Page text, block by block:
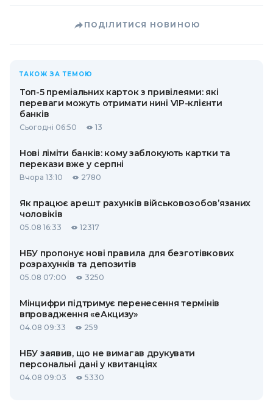
ПОДІЛИТИСЯ НОВИНОЮ
ТАКОЖ ЗА ТЕМОЮ
Топ-5 преміальних карток з привілеями: які
переваги можуть отримати нині VIP-клієнти
банків
Сьогодні 06:50 13
Нові ліміти банків: кому заблокують картки та
перекази вже у серпні
Вчора 13:10 2780
Як працює арешт рахунків військовозобов’язаних
чоловіків
05.08 16:33 12317
НБУ пропонує нові правила для безготівкових
розрахунків та депозитів
05.08 07:00 3250
Мінцифри підтримує перенесення термінів
впровадження «еАкцизу»
04.08 09:33 259
НБУ заявив, що не вимагав друкувати
персональні дані у квитанціях
04.08 09:03 5330